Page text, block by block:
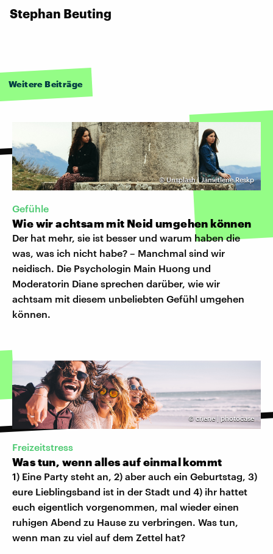
Stephan Beuting
Weitere Beiträge
©Unsplash | Jametlene Reskp
Gefühle
Wie wir achtsam mit Neid umgehen können
Der hat mehr, sie ist besser und warum haben die
was, was ich nicht habe? – Manchmal sind wir
neidisch. Die Psychologin Main Huong und
Moderatorin Diane sprechen darüber, wie wir
achtsam mit diesem unbeliebten Gefühl umgehen
können.
©criene | photocase
Freizeitstress
Was tun, wenn alles auf einmal kommt
1) Eine Party steht an, 2) aber auch ein Geburtstag, 3)
eure Lieblingsband ist in der Stadt und 4) ihr hattet
euch eigentlich vorgenommen, mal wieder einen
ruhigen Abend zu Hause zu verbringen. Was tun,
wenn man zu viel auf dem Zettel hat?